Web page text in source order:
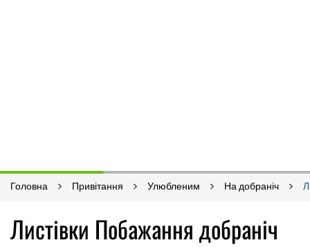
Головна Привітання Улюбленим На добраніч
Листівки Побажання добраніч